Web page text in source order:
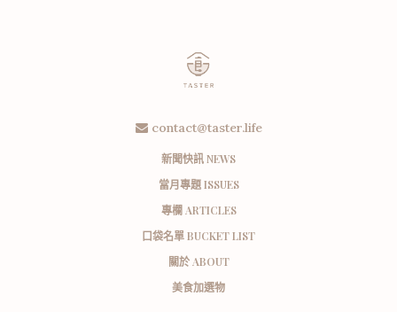
contact@taster.life
新聞快訊 NEWS
當月專題 ISSUES
專欄 ARTICLES
口袋名單 BUCKET LIST
關於 ABOUT
美食加選物